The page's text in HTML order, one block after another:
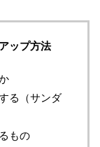
方法
る（サンダ
もの